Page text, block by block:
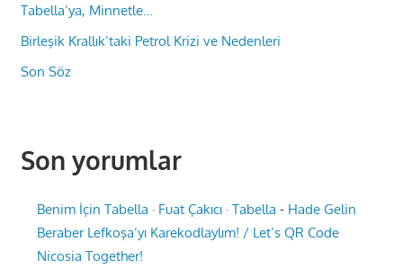
Tabella’ya, Minnetle…
Birleşik Krallık’taki Petrol Krizi ve Nedenleri
Son Söz
Son yorumlar
Benim İçin Tabella · Fuat Çakıcı · Tabella - Hade Gelin
Beraber Lefkoşa’yı Karekodlaylım! / Let’s QR Code
Nicosia Together!